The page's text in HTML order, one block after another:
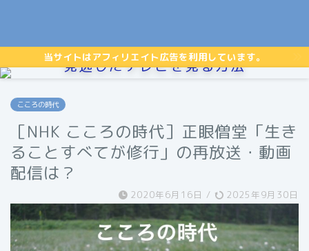
当サイトはアフィリエイト広告を利用しています。
見逃したテレビを見る方法
こころの時代
［NHK こころの時代］正眼僧堂「生き
ることすべてが修行」の再放送・動画
配信は？
2020年6月16日 / 2025年9月30日